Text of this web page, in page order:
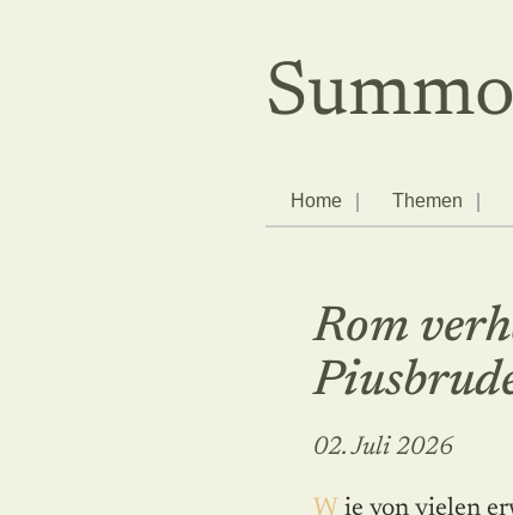
Home Themen
Rom
02. Juli 2026
Wie von vielen erwartet – von den mei­sten